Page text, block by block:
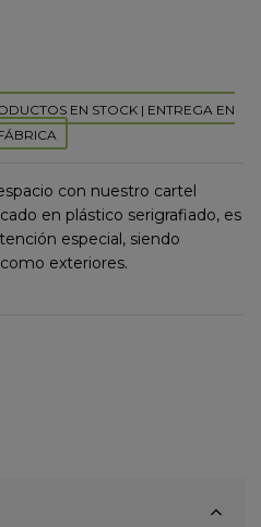
EN STOCK | ENTREGA EN
con nuestro cartel
en plástico serigrafiado, es
especial, siendo
exteriores.